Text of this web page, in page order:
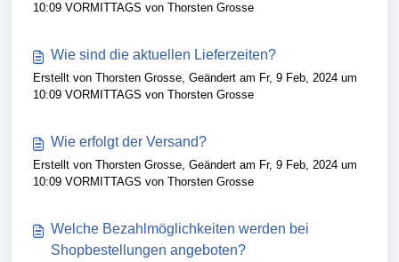
10:09 VORMITTAGS von Thorsten Grosse
Wie sind die aktuellen Lieferzeiten?
Erstellt von Thorsten Grosse, Geändert am Fr, 9 Feb, 2024 um
10:09 VORMITTAGS von Thorsten Grosse
Wie erfolgt der Versand?
Erstellt von Thorsten Grosse, Geändert am Fr, 9 Feb, 2024 um
10:09 VORMITTAGS von Thorsten Grosse
Welche Bezahlmöglichkeiten werden bei
Shopbestellungen angeboten?